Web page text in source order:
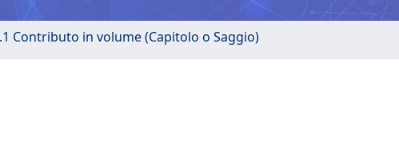
Contributo in volume (Capitolo o Saggio)